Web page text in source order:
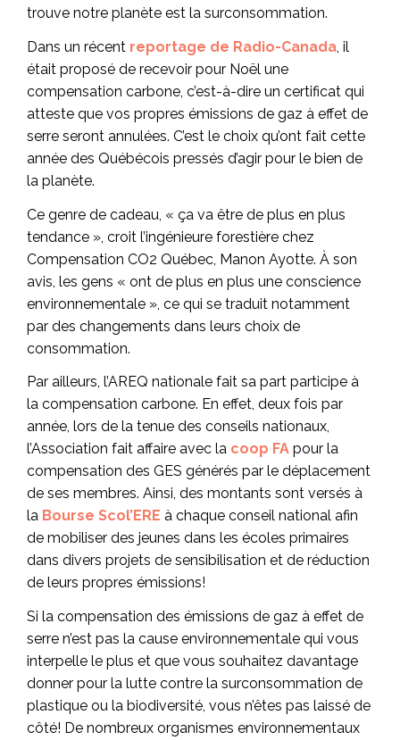
trouve notre planète est la surconsommation.
Dans un récent reportage de Radio-Canada , il
était proposé de recevoir pour Noël une
compensation carbone, c’est-à-dire un certificat qui
atteste que vos propres émissions de gaz à effet de
serre seront annulées. C’est le choix qu’ont fait cette
année des Québécois pressés d’agir pour le bien de
la planète.
Ce genre de cadeau, « ça va être de plus en plus
tendance », croit l’ingénieure forestière chez
Compensation CO2 Québec, Manon Ayotte. À son
avis, les gens « ont de plus en plus une conscience
environnementale », ce qui se traduit notamment
par des changements dans leurs choix de
consommation.
Par ailleurs, l’AREQ nationale fait sa part participe à
la compensation carbone. En effet, deux fois par
année, lors de la tenue des conseils nationaux,
l’Association fait affaire avec la coop FA pour la
compensation des GES générés par le déplacement
de ses membres. Ainsi, des montants sont versés à
la Bourse Scol’ERE à chaque conseil national afin
de mobiliser des jeunes dans les écoles primaires
dans divers projets de sensibilisation et de réduction
de leurs propres émissions!
Si la compensation des émissions de gaz à effet de
serre n’est pas la cause environnementale qui vous
interpelle le plus et que vous souhaitez davantage
donner pour la lutte contre la surconsommation de
plastique ou la biodiversité, vous n’êtes pas laissé de
côté! De nombreux organismes environnementaux